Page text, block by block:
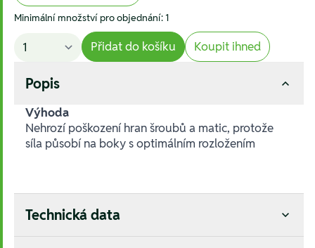
Minimální množství pro objednání: 1
Přidat do košíku Koupit ihned
Popis
Výhoda
Nehrozí poškození hran šroubů a matic, protože
síla působí na boky s optimálním rozložením
Technická data